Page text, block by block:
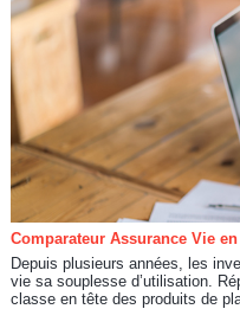
Comparateur Assurance Vie
Depuis plusieurs années, les
vie sa souplesse d’utilisation.
classe en tête des produits de